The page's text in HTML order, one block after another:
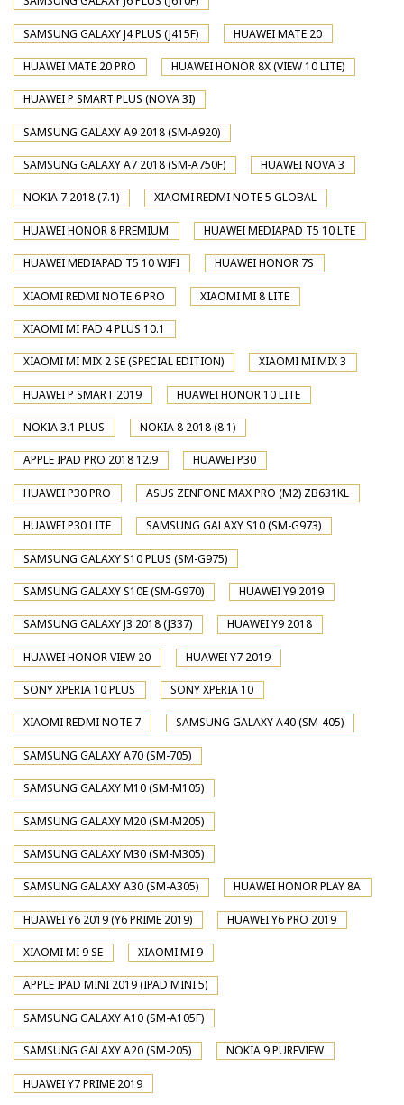
SAMSUNG GALAXY J4 PLUS (J415F) HUAWEI MATE 20
HUAWEI MATE 20 PRO HUAWEI HONOR 8X (VIEW 10 LITE)
HUAWEI P SMART PLUS (NOVA 3I)
SAMSUNG GALAXY A9 2018 (SM-A920)
SAMSUNG GALAXY A7 2018 (SM-A750F) HUAWEI NOVA 3
NOKIA 7 2018 (7.1) XIAOMI REDMI NOTE 5 GLOBAL
HUAWEI HONOR 8 PREMIUM HUAWEI MEDIAPAD T5 10 LTE
HUAWEI MEDIAPAD T5 10 WIFI HUAWEI HONOR 7S
XIAOMI REDMI NOTE 6 PRO XIAOMI MI 8 LITE
XIAOMI MI PAD 4 PLUS 10.1
XIAOMI MI MIX 2 SE (SPECIAL EDITION) XIAOMI MI MIX 3
HUAWEI P SMART 2019 HUAWEI HONOR 10 LITE
NOKIA 3.1 PLUS NOKIA 8 2018 (8.1)
APPLE IPAD PRO 2018 12.9 HUAWEI P30
HUAWEI P30 PRO ASUS ZENFONE MAX PRO (M2) ZB631KL
HUAWEI P30 LITE SAMSUNG GALAXY S10 (SM-G973)
SAMSUNG GALAXY S10 PLUS (SM-G975)
SAMSUNG GALAXY S10E (SM-G970) HUAWEI Y9 2019
SAMSUNG GALAXY J3 2018 (J337) HUAWEI Y9 2018
HUAWEI HONOR VIEW 20 HUAWEI Y7 2019
SONY XPERIA 10 PLUS SONY XPERIA 10
XIAOMI REDMI NOTE 7 SAMSUNG GALAXY A40 (SM-405)
SAMSUNG GALAXY A70 (SM-705)
SAMSUNG GALAXY M10 (SM-M105)
SAMSUNG GALAXY M20 (SM-M205)
SAMSUNG GALAXY M30 (SM-M305)
SAMSUNG GALAXY A30 (SM-A305) HUAWEI HONOR PLAY 8A
HUAWEI Y6 2019 (Y6 PRIME 2019) HUAWEI Y6 PRO 2019
XIAOMI MI 9 SE XIAOMI MI 9
APPLE IPAD MINI 2019 (IPAD MINI 5)
SAMSUNG GALAXY A10 (SM-A105F)
SAMSUNG GALAXY A20 (SM-205) NOKIA 9 PUREVIEW
HUAWEI Y7 PRIME 2019